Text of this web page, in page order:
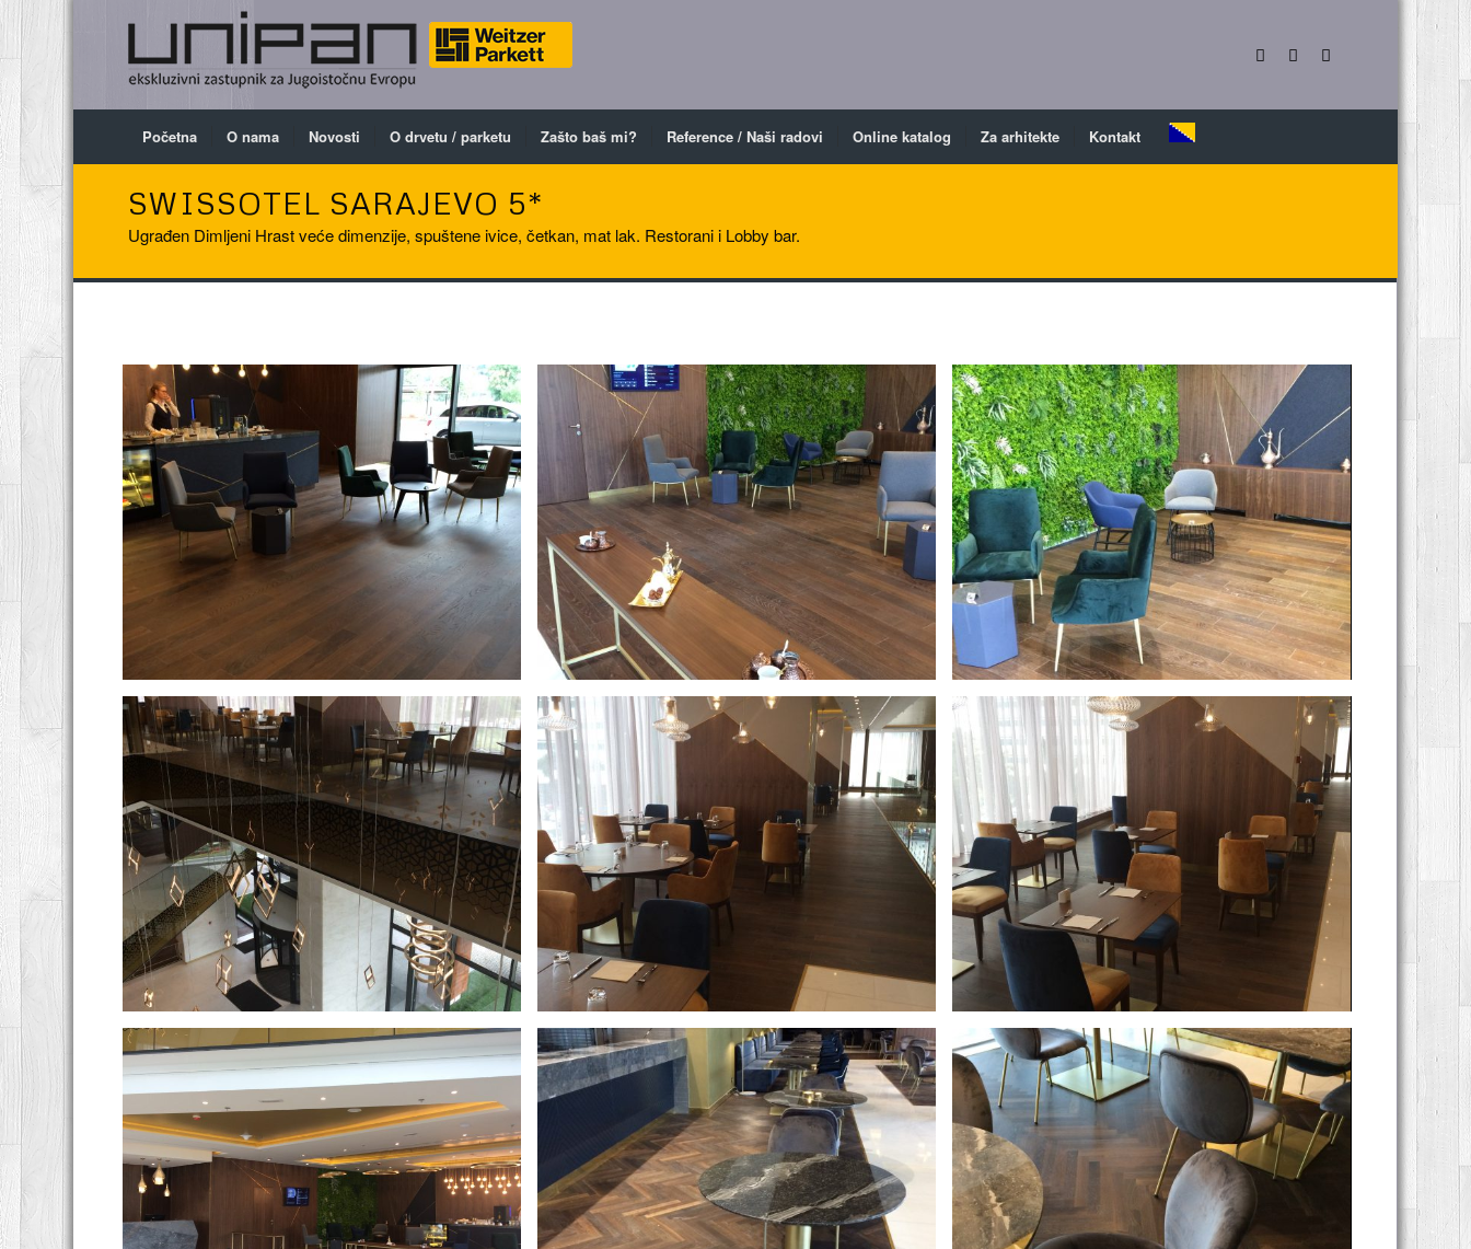
Početna O nama Novosti O drvetu / parketu Zašto baš mi? Reference / Naši radovi Online katalog Za arhitekte Kontakt
SWISSOTEL SARAJEVO 5*
Ugrađen Dimljeni Hrast veće dimenzije, spuštene ivice, četkan, mat lak. Restorani i Lobby bar.
Swissotel Swissotel Swissotel
Swissotel IMG_4957 Swissotel
Swissotel Swissotel Swissotel